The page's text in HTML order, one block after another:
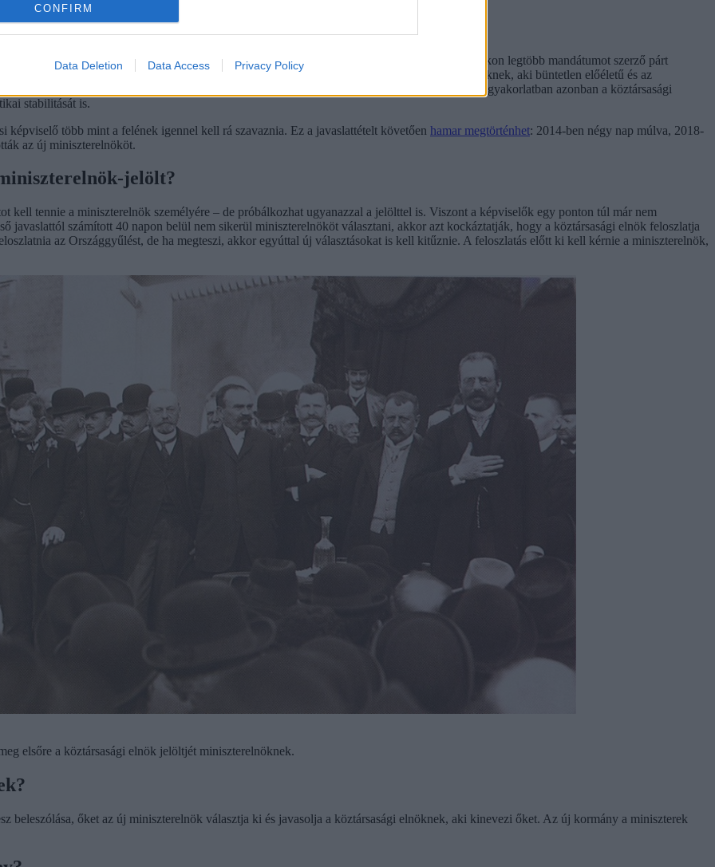
CONFIRM
Data Deletion Data Access Privacy Policy
javaslatot az Országgyűlésnek az alakuló ülésen. A köztársasági elnök rendszerint a választásokon legtöbb mandátumot szerző párt
de ez nem kötelező. Valójában a köztársasági elnök bárkit jelölhet miniszterelnöknek, aki büntetlen előéletű és az
jelöltnek nem kell sem megválasztott országgyűlési képviselőnek, sem párttagnak lennie. A gyakorlatban azonban a köztársasági
stabilitását is.
képviselő több mint a felének igennel kell rá szavaznia. Ez a javaslattételt követően hamar megtörténhet: 2014-ben négy nap múlva, 2018-
az új miniszterelnököt.
jelölt?
kell tennie a miniszterelnök személyére – de próbálkozhat ugyanazzal a jelölttel is. Viszont a képviselők egy ponton túl már nem
javaslattól számított 40 napon belül nem sikerül miniszterelnököt választani, akkor azt kockáztatják, hogy a köztársasági elnök feloszlatja
az Országgyűlést, de ha megteszi, akkor egyúttal új választásokat is kell kitűznie. A feloszlatás előtt ki kell kérnie a miniszterelnök,
elsőre a köztársasági elnök jelöltjét miniszterelnöknek.
beleszólása, őket az új miniszterelnök választja ki és javasolja a köztársasági elnöknek, aki kinevezi őket. Az új kormány a miniszterek